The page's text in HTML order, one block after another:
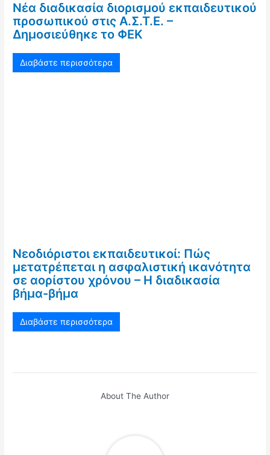
Νέα διαδικασία διορισμού εκπαιδευτικού
προσωπικού στις Α.Σ.Τ.Ε. –
Δημοσιεύθηκε το ΦΕΚ
Διαβάστε περισσότερα
Νεοδιόριστοι εκπαιδευτικοί: Πώς
μετατρέπεται η ασφαλιστική ικανότητα
σε αορίστου χρόνου – Η διαδικασία
βήμα-βήμα
Διαβάστε περισσότερα
About The Author